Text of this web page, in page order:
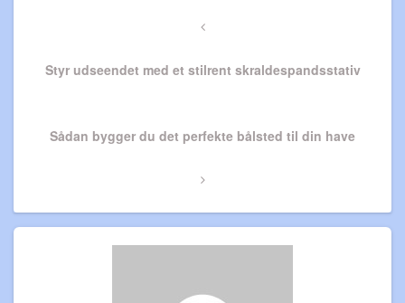
Previous
Styr udseendet med et stilrent skraldespandsstativ
Next
Sådan bygger du det perfekte bålsted til din have